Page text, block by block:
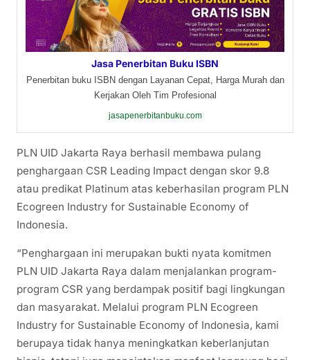
Jasa Penerbitan Buku ISBN
Penerbitan buku ISBN dengan Layanan Cepat, Harga Murah dan
Kerjakan Oleh Tim Profesional
jasapenerbitanbuku.com
PLN UID Jakarta Raya berhasil membawa pulang
penghargaan CSR Leading Impact dengan skor 9.8
atau predikat Platinum atas keberhasilan program PLN
Ecogreen Industry for Sustainable Economy of
Indonesia.
“Penghargaan ini merupakan bukti nyata komitmen
PLN UID Jakarta Raya dalam menjalankan program-
program CSR yang berdampak positif bagi lingkungan
dan masyarakat. Melalui program PLN Ecogreen
Industry for Sustainable Economy of Indonesia, kami
berupaya tidak hanya meningkatkan keberlanjutan